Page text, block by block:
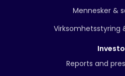
Mennesker &
Virksomhetsstyring
Reports and